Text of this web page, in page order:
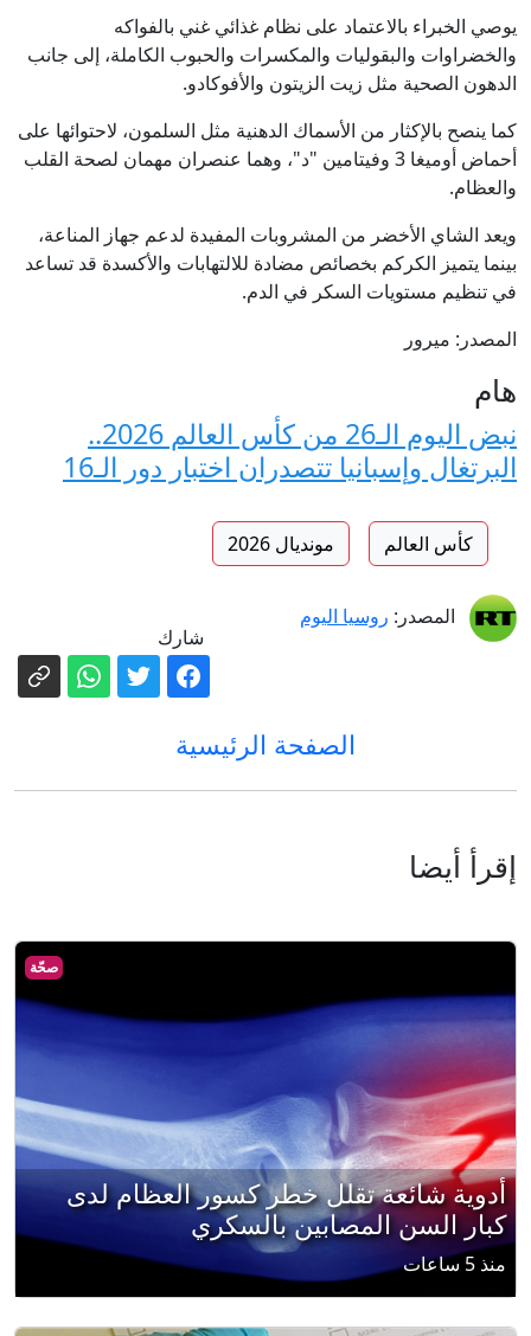
يوصي الخبراء بالاعتماد على نظام غذائي غني بالفواكه
والخضراوات والبقوليات والمكسرات والحبوب الكاملة، إلى جانب
الدهون الصحية مثل زيت الزيتون والأفوكادو.
كما ينصح بالإكثار من الأسماك الدهنية مثل السلمون، لاحتوائها على
أحماض أوميغا 3 وفيتامين "د"، وهما عنصران مهمان لصحة القلب
والعظام.
ويعد الشاي الأخضر من المشروبات المفيدة لدعم جهاز المناعة،
بينما يتميز الكركم بخصائص مضادة للالتهابات والأكسدة قد تساعد
في تنظيم مستويات السكر في الدم.
المصدر: ميرور
هام
نبض اليوم الـ26 من كأس العالم 2026..
البرتغال وإسبانيا تتصدران اختبار دور الـ16
كأس العالم مونديال 2026
المصدر: روسيا اليوم
شارك
الصفحة الرئيسية
إقرأ أيضا
صحّة
أدوية شائعة تقلل خطر كسور العظام لدى
كبار السن المصابين بالسكري
منذ 5 ساعات